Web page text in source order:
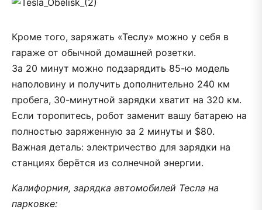
Кроме того, заряжать «Теслу» можно у себя в
гараже от обычной домашней розетки.
За 20 минут можно подзарядить 85-ю модель
наполовину и получить дополнительно 240 км
пробега, 30-минутной зарядки хватит на 320 км.
Если торопитесь, робот заменит вашу батарею на
полностью заряженную за 2 минуты и $80.
Важная деталь: электричество для зарядки на
станциях берётся из солнечной энергии.
Калифорния, зарядка автомобилей Тесла на
парковке: